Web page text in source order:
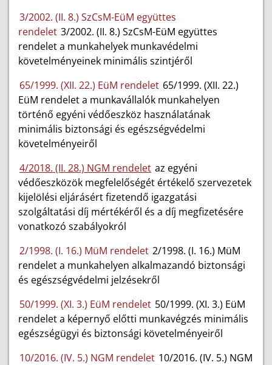
3/2002. (II. 8.) SzCsM-EüM együttes
rendelet 3/2002. (II. 8.) SzCsM-EüM együttes
rendelet a munkahelyek munkavédelmi
követelményeinek minimális szintjéről
65/1999. (XII. 22.) EüM rendelet 65/1999. (XII. 22.)
EüM rendelet a munkavállalók munkahelyen
történő egyéni védőeszköz használatának
minimális biztonsági és egészségvédelmi
követelményeiről
4/2018. (II. 28.) NGM rendelet az egyéni
védőeszközök megfelelőségét értékelő szervezetek
kijelölési eljárásért fizetendő igazgatási
szolgáltatási díj mértékéről és a díj megfizetésére
vonatkozó szabályokról
2/1998. (I. 16.) MüM rendelet 2/1998. (I. 16.) MüM
rendelet a munkahelyen alkalmazandó biztonsági
és egészségvédelmi jelzésekről
50/1999. (XI. 3.) EüM rendelet 50/1999. (XI. 3.) EüM
rendelet a képernyő előtti munkavégzés minimális
egészségügyi és biztonsági követelményeiről
10/2016. (IV. 5.) NGM rendelet 10/2016. (IV. 5.) NGM